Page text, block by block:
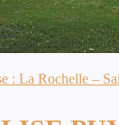
: La Rochelle –